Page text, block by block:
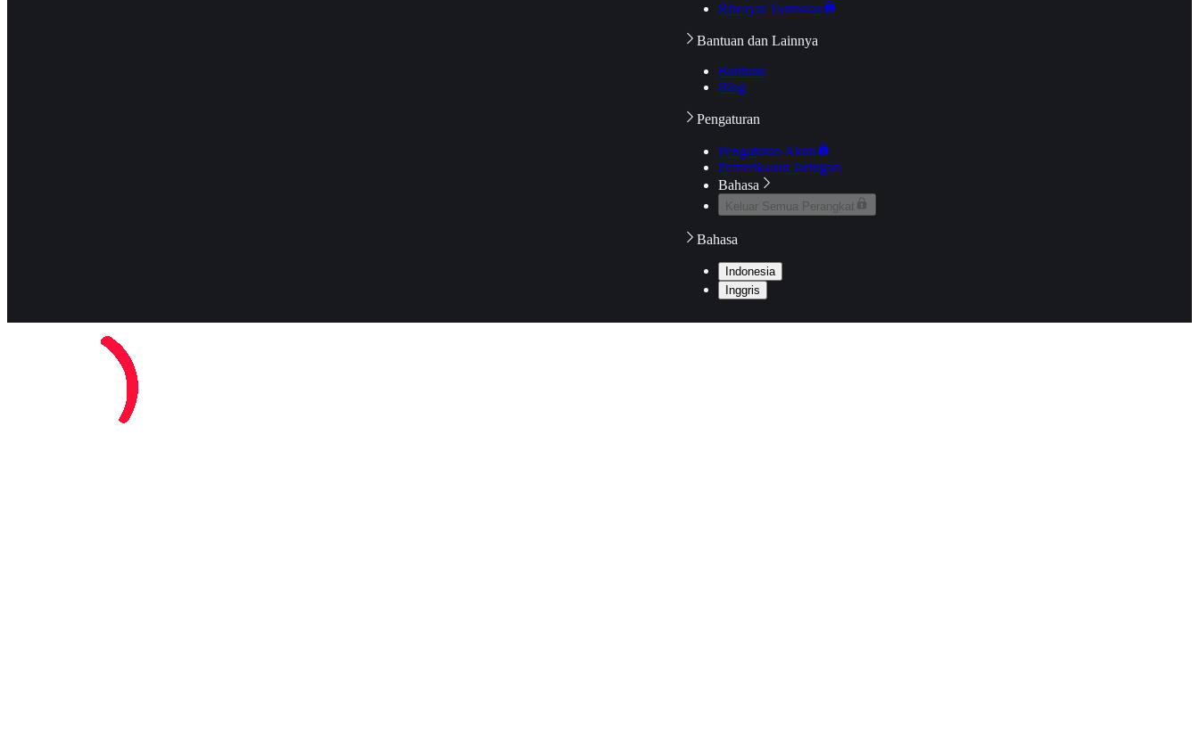
Riwayat Tontonan
Bantuan dan Lainnya
Bantuan
Blog
Pengaturan
Pengaturan Akun
Pemeriksaan Jaringan
Bahasa
Keluar Semua Perangkat
Bahasa
Indonesia
Inggris